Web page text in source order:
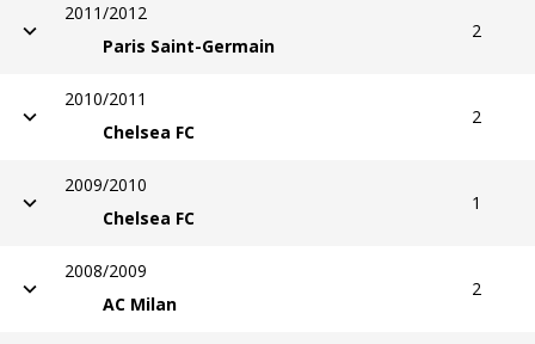
2011/2012
Paris Saint-Germain
2
2010/2011
Chelsea FC
2
2009/2010
Chelsea FC
1
2008/2009
AC Milan
2